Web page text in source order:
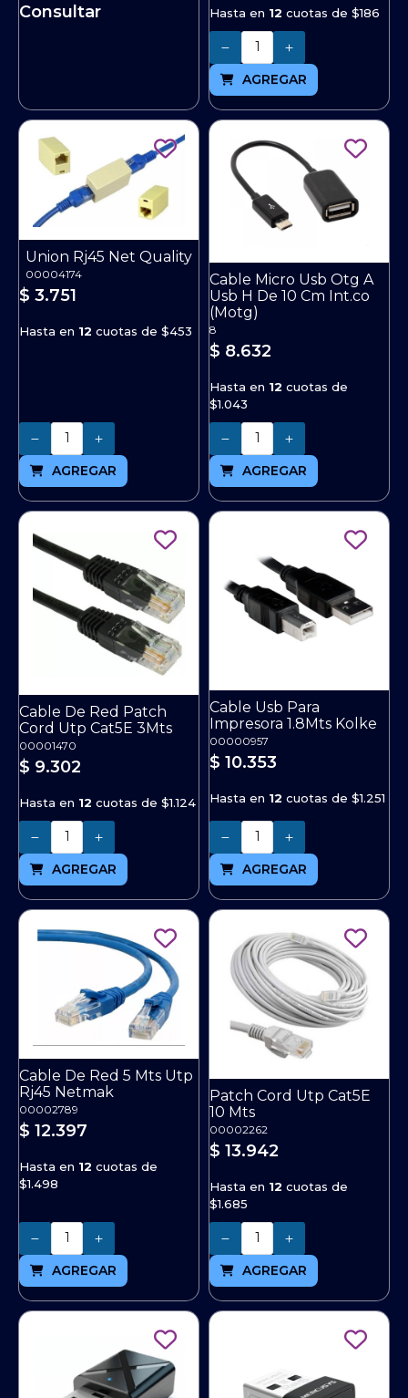
Consultar Hasta en 12 cuotas de $186
Cantidad
AGREGAR
Union Rj45 Net Quality
00004174
$ 3.751
Hasta en 12 cuotas de $453
Cantidad
AGREGAR
Cable Micro Usb Otg A
Usb H De 10 Cm Int.co
(Motg)
8
$ 8.632
Hasta en 12 cuotas de
$1.043
Cantidad
AGREGAR
Cable De Red Patch
Cord Utp Cat5E 3Mts
00001470
$ 9.302
Hasta en 12 cuotas de $1.124
Cantidad
AGREGAR
Cable Usb Para
Impresora 1.8Mts Kolke
00000957
$ 10.353
Hasta en 12 cuotas de $1.251
Cantidad
AGREGAR
Cable De Red 5 Mts Utp
Rj45 Netmak
00002789
$ 12.397
Hasta en 12 cuotas de
$1.498
Cantidad
AGREGAR
Patch Cord Utp Cat5E
10 Mts
00002262
$ 13.942
Hasta en 12 cuotas de
$1.685
Cantidad
AGREGAR